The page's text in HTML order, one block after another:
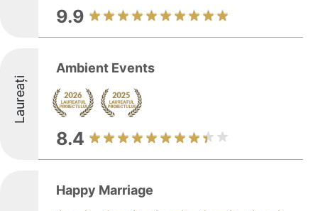
9.9
Laureați
Ambient Events
8.4
Happy Marriage